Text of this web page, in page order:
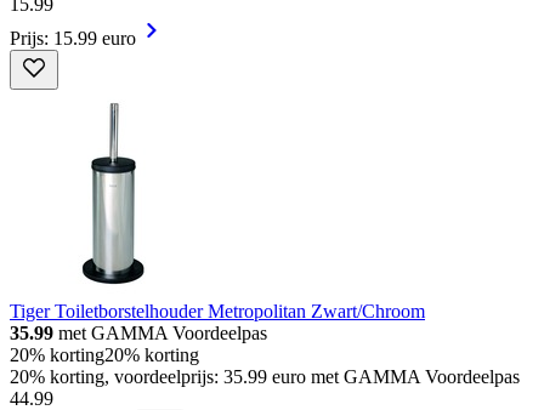
Prijs: 15.99 euro
Tiger Toiletborstelhouder Metropolitan Zwart/Chroom
35.99 met GAMMA Voordeelpas
20% korting20% korting
20% korting, voordeelprijs: 35.99 euro met GAMMA Voordeelpas
44.99